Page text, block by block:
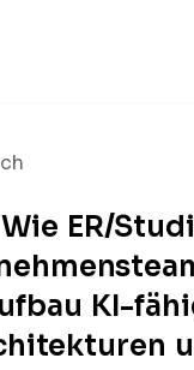
Wie ER/
KI-